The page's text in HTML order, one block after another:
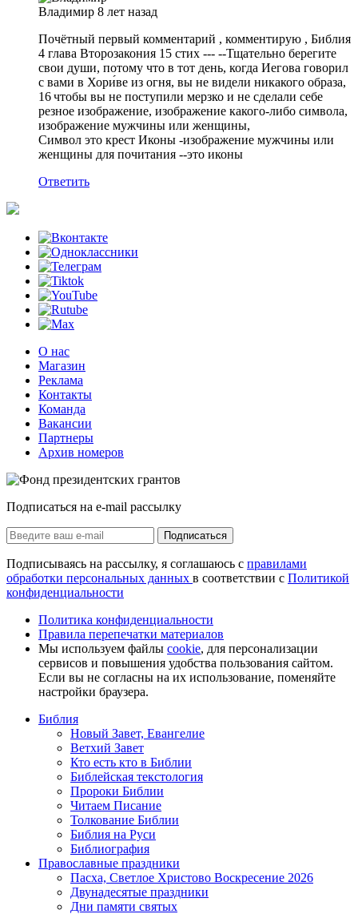
Владимир 8 лет назад
Почётный первый комментарий , комментирую , Библия
4 глава Второзакония 15 стих --- --Тщательно берегите
свои души, потому что в тот день, когда Иегова говорил
с вами в Хори́ве из огня, вы не видели никакого образа,
16 чтобы вы не поступили мерзко и не сделали себе
резное изображение, изображение какого-либо символа,
изображение мужчины или женщины,
Символ это крест Иконы -изображение мужчины или
женщины для почитания --это иконы
Ответить
О нас
Магазин
Реклама
Контакты
Команда
Вакансии
Партнеры
Архив номеров
Подписаться на e-mail рассылку
Подписаться
Подписываясь на рассылку, я соглашаюсь с правилами
обработки персональных данных в соответствии с Политикой
конфиденциальности
Политика конфиденциальности
Правила перепечатки материалов
Мы используем файлы cookie, для персонализации
сервисов и повышения удобства пользования сайтом.
Если вы не согласны на их использование, поменяйте
настройки браузера.
Библия
Новый Завет, Евангелие
Ветхий Завет
Кто есть кто в Библии
Библейская текстология
Пророки Библии
Читаем Писание
Толкование Библии
Библия на Руси
Библиография
Православные праздники
Пасха, Светлое Христово Воскресение 2026
Двунадесятые праздники
Дни памяти святых